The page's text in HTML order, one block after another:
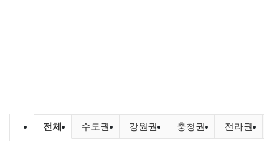
캠핑정보 및 캠핑장비 소개 분류 목
전체 수도권 강원권 충청권 전라권